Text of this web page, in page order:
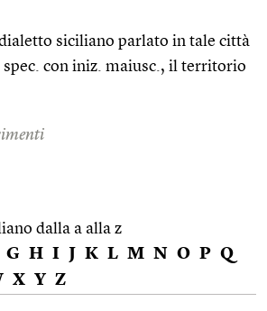
siciliano parlato in tale città
spec. con iniz. maiusc., il territorio
dalla a alla z
G H I J K L M N O P Q
X Y Z